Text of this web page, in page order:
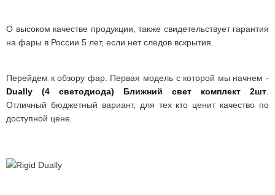
О высоком качестве продукции, также свидетельствует гарантия
на фары в России 5 лет, если нет следов вскрытия.
Перейдем к обзору фар. Первая модель с которой мы начнем -
Dually (4 светодиода) Ближний свет комплект 2шт
Отличный бюджетный вариант, для тех кто ценит качество по
доступной цене.